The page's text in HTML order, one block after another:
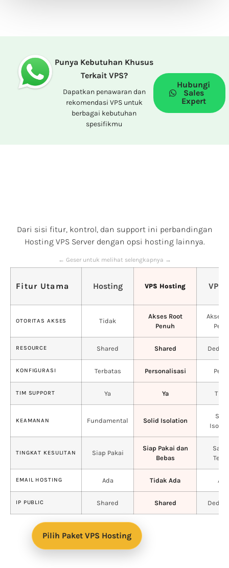
Punya Kebutuhan Khusus
Terkait VPS?
Dapatkan penawaran dan
rekomendasi VPS untuk
berbagai kebutuhan
spesifikmu
Hubungi
Sales
Expert
Dari sisi fitur, kontrol, dan support ini perbandingan
Hosting VPS Server dengan opsi hosting lainnya.
← Geser untuk melihat selengkapnya →
Fitur Utama Hosting VPS Hosting VPS
OTORITAS AKSES Tidak
Akses Root
Penuh
Akses
RESOURCE Shared Shared
KONFIGURASI Terbatas Personalisasi
TIM SUPPORT Ya Ya
KEAMANAN Fundamental Solid Isolation
TINGKAT KESULITAN Siap Pakai
Siap Pakai dan
Bebas
EMAIL HOSTING Ada Tidak Ada Ada
IP PUBLIC Shared Shared
Pilih Paket VPS Hosting